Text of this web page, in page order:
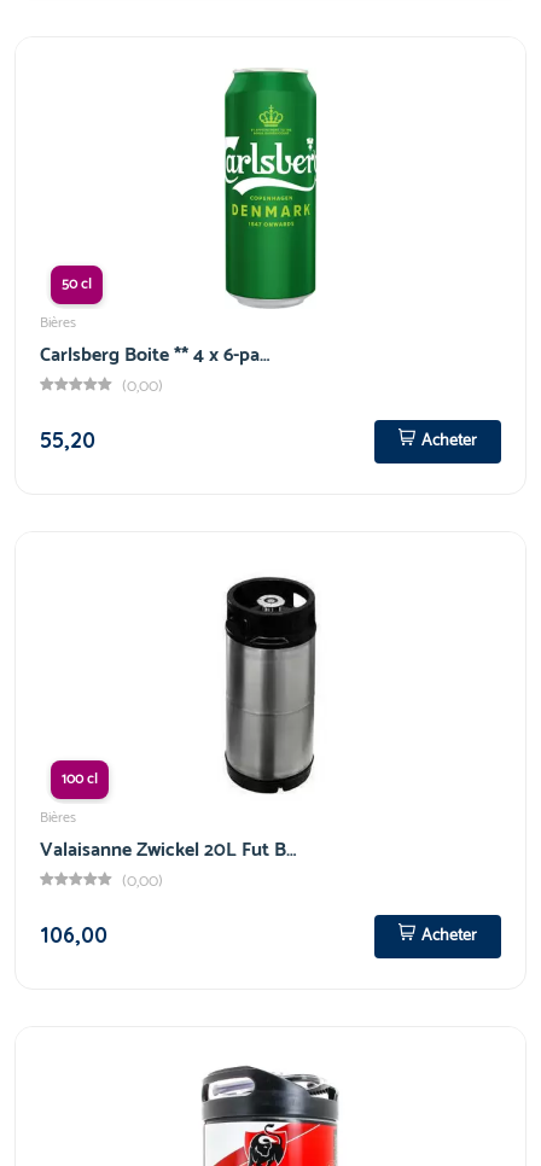
50 cl
Bières
Carlsberg Boite ** 4 x 6-pa…
(0,00)
55,20
Acheter
100 cl
Bières
Valaisanne Zwickel 20L Fut B…
(0,00)
106,00
Acheter